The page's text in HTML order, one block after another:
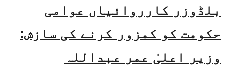
بلڈوزر کارروائیاں عوامی
حکومت کو کمزور کرنے کی سازش:
وزیر اعلیٰ عمر عبداللہ